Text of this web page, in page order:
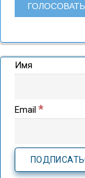
Имя
Email *